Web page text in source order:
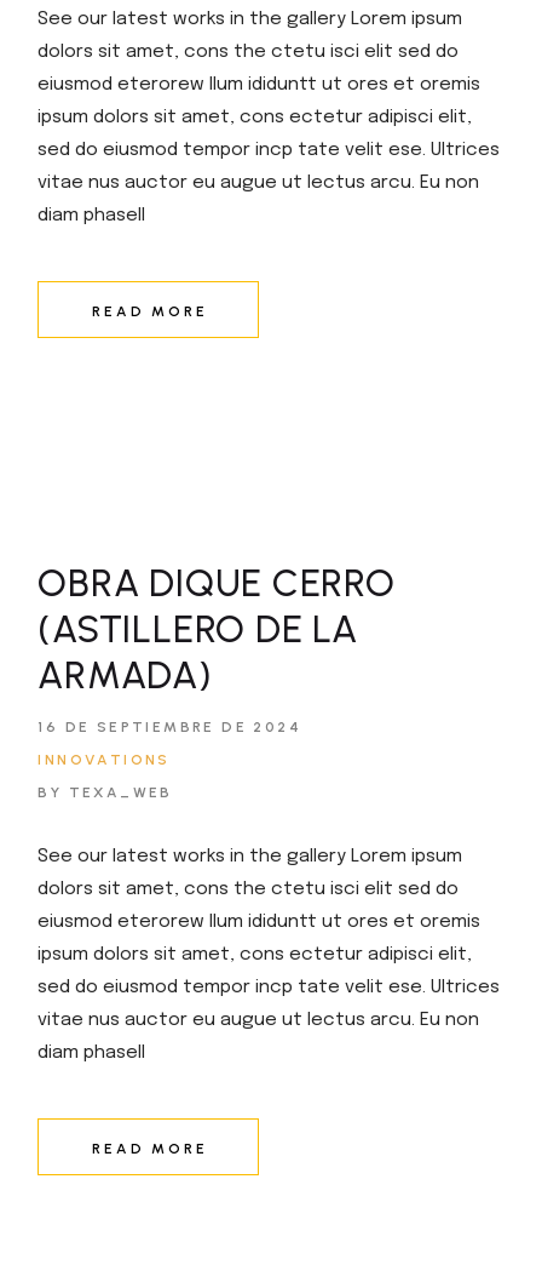
See our latest works in the gallery Lorem ipsum
dolors sit amet, cons the ctetu isci elit sed do
eiusmod eterorew llum ididuntt ut ores et oremis
ipsum dolors sit amet, cons ectetur adipisci elit,
sed do eiusmod tempor incp tate velit ese. Ultrices
vitae nus auctor eu augue ut lectus arcu. Eu non
diam phasell
READ MORE
OBRA DIQUE CERRO
(ASTILLERO DE LA
ARMADA)
16 DE SEPTIEMBRE DE 2024
INNOVATIONS
BY TEXA_WEB
See our latest works in the gallery Lorem ipsum
dolors sit amet, cons the ctetu isci elit sed do
eiusmod eterorew llum ididuntt ut ores et oremis
ipsum dolors sit amet, cons ectetur adipisci elit,
sed do eiusmod tempor incp tate velit ese. Ultrices
vitae nus auctor eu augue ut lectus arcu. Eu non
diam phasell
READ MORE